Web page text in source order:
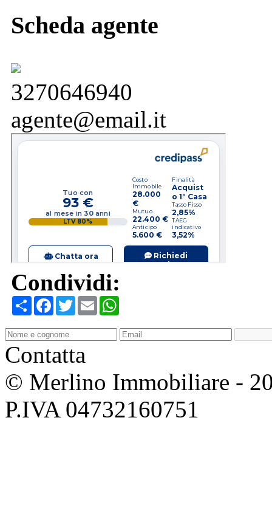
Scheda agente
3270646940
agente@email.it
Condividi:
CondividiFacebook
TwitterEmail
Contatta
© Merlino Immobiliare -
P.IVA 04732160751